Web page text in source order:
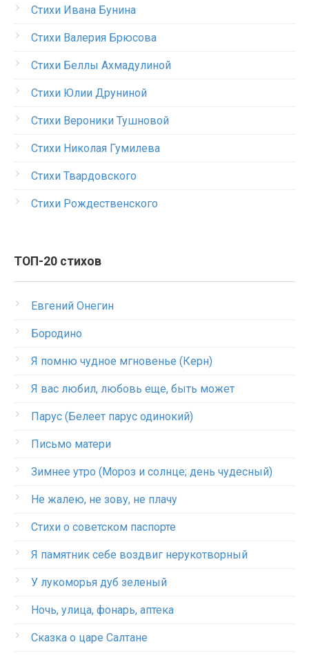
Стихи Ивана Бунина
Стихи Валерия Брюсова
Стихи Беллы Ахмадулиной
Стихи Юлии Друниной
Стихи Вероники Тушновой
Стихи Николая Гумилева
Стихи Твардовского
Стихи Рождественского
ТОП-20 стихов
Евгений Онегин
Бородино
Я помню чудное мгновенье (Керн)
Я вас любил, любовь еще, быть может
Парус (Белеет парус одинокий)
Письмо матери
Зимнее утро (Мороз и солнце; день чудесный)
Не жалею, не зову, не плачу
Стихи о советском паспорте
Я памятник себе воздвиг нерукотворный
У лукоморья дуб зеленый
Ночь, улица, фонарь, аптека
Сказка о царе Салтане